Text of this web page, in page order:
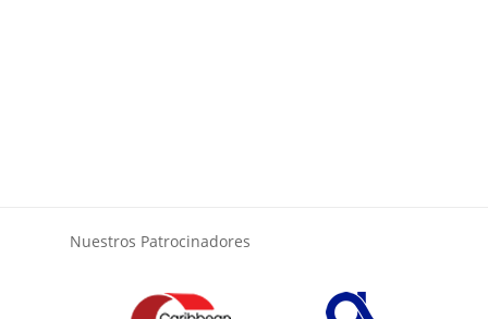
Nuestros Patrocinadores